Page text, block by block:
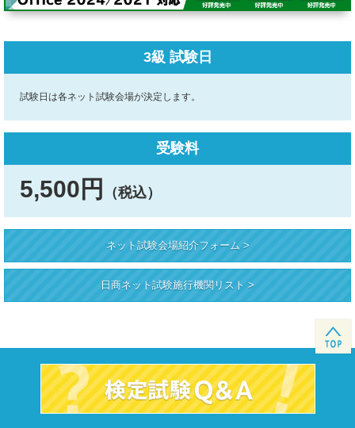
3級 試験日
試験日は各ネット試験会場が決定します。
受験料
5,500円 （税込）
ネット試験会場紹介フォーム >
日商ネット試験施行機関リスト >